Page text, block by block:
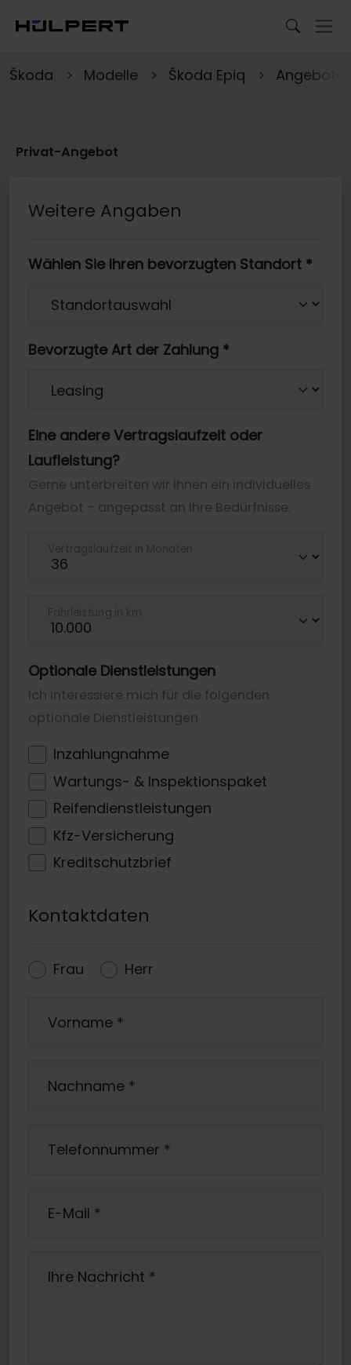
Škoda Modelle Škoda Epiq Angebote
Privat-Angebot
Weitere Angaben
Wählen Sie Ihren bevorzugten Standort *
Bevorzugte Art der Zahlung *
Eine andere Vertragslaufzeit oder
Laufleistung?
Gerne unterbreiten wir Ihnen ein individuelles
Angebot - angepasst an Ihre Bedürfnisse.
Vertragslaufzeit in Monaten
Fahrleistung in km
Optionale Dienstleistungen
Ich interessiere mich für die folgenden
optionale Dienstleistungen
Inzahlungnahme
Wartungs- & Inspektionspaket
Reifendienstleistungen
Kfz-Versicherung
Kreditschutzbrief
Kontaktdaten
Frau Herr
Vorname *
Nachname *
Telefonnummer *
E-Mail *
Ihre Nachricht *